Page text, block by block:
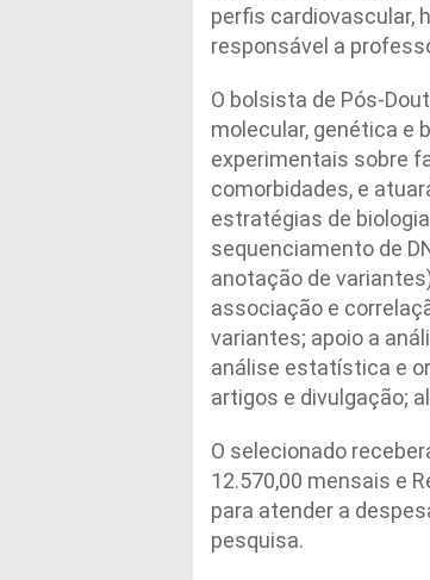
perfis cardiovascular,
responsável a
O bolsista de Pós-
molecular, genética e
experimentais sobre
comorbidades, e
estratégias de
sequenciamento de
anotação de
associação e
variantes; apoio a
análise estatística e
artigos e divulgação;
O selecionado
12.570,00 mensais e
para atender a
pesquisa.